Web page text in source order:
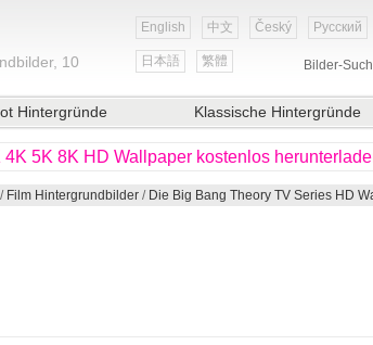
10
English 中文 Český Русский
日本語 繁體 Bilder-
Hintergründe Klassische Hintergründe
5K 8K HD Wallpaper kostenlos
/ Film Hintergrundbilder / Die Big Bang Theory TV Series HD